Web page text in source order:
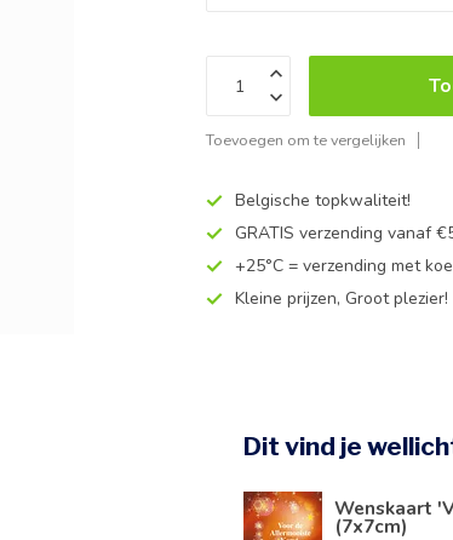
Toevoegen om te vergelijken
Belgische topkwaliteit!
GRATIS verzending vanaf
+25°C = verzending met
Kleine prijzen, Groot plezier!
Dit vind je
Wenskaart
(7x7cm)